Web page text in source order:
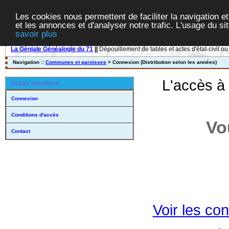
Les cookies nous permettent de faciliter la navigation
et les annonces et d'analyser notre trafic. L'usage du
savoir plus
La Géniale Généalogie du 71 Dépouillement de tables et actes d'état-civil
Navigation :: Communes et paroisses > Connexion (Distribution selon les années)
Accès membres
Connexion
Conditions d'accès
Contact
L'accès
Voir les